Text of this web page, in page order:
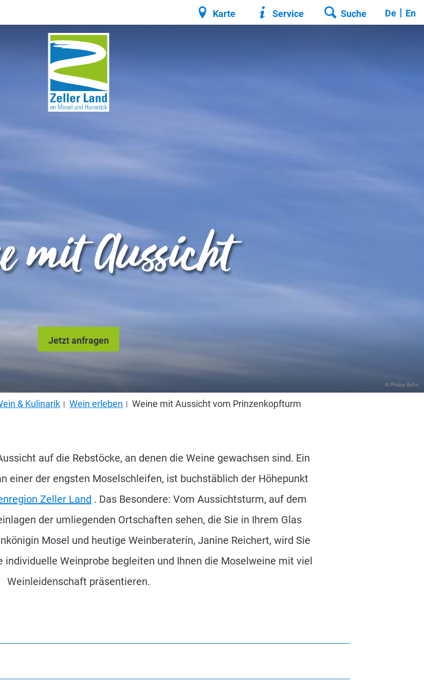
Karte Service Suche De En
© Philipp Bohn
mit Aussicht
Jetzt anfragen
& Kulinarik Wein erleben Weine mit Aussicht vom Prinzenkopfturm
auf die Rebstöcke, an denen die Weine gewachsen sind. Ein
einer der engsten Moselschleifen, ist buchstäblich der Höhepunkt
Zeller Land . Das Besondere: Vom Aussichtsturm, auf dem
der umliegenden Ortschaften sehen, die Sie in Ihrem Glas
Mosel und heutige Weinberaterin, Janine Reichert, wird Sie
Weinprobe begleiten und Ihnen die Moselweine mit viel
Weinleidenschaft präsentieren.